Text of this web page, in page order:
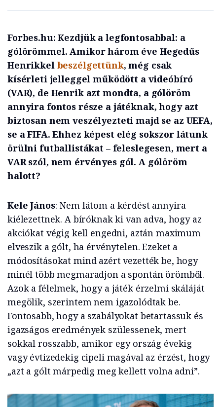
Forbes.hu: Kezdjük a legfontosabbal: a
gólörömmel. Amikor három éve Hegedűs
Henrikkel beszélgettünk, még csak
kísérleti jelleggel működött a videóbíró
(VAR), de Henrik azt mondta, a gólöröm
annyira fontos része a játéknak, hogy azt
biztosan nem veszélyezteti majd se az UEFA,
se a FIFA. Ehhez képest elég sokszor látunk
örülni futballistákat – feleslegesen, mert a
VAR szól, nem érvényes gól. A gólöröm
halott?
Kele János: Nem látom a kérdést annyira
kiélezettnek. A bíróknak ki van adva, hogy az
akciókat végig kell engedni, aztán maximum
elveszik a gólt, ha érvénytelen. Ezeket a
módosításokat mind azért vezették be, hogy
minél több megmaradjon a spontán örömből.
Azok a félelmek, hogy a játék érzelmi skáláját
megölik, szerintem nem igazolódtak be.
Fontosabb, hogy a szabályokat betartassuk és
igazságos eredmények szülessenek, mert
sokkal rosszabb, amikor egy ország évekig
vagy évtizedekig cipeli magával az érzést, hogy
„azt a gólt márpedig meg kellett volna adni”.